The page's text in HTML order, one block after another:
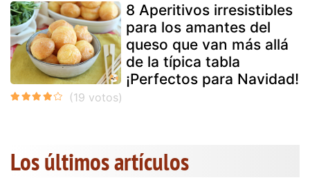
8 Aperitivos irresistibles
para los amantes del
queso que van más allá
de la típica tabla
¡Perfectos para Navidad!
Los últimos artículos